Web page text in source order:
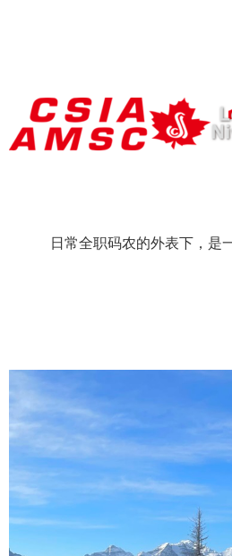
日常全职码农的外表下，是